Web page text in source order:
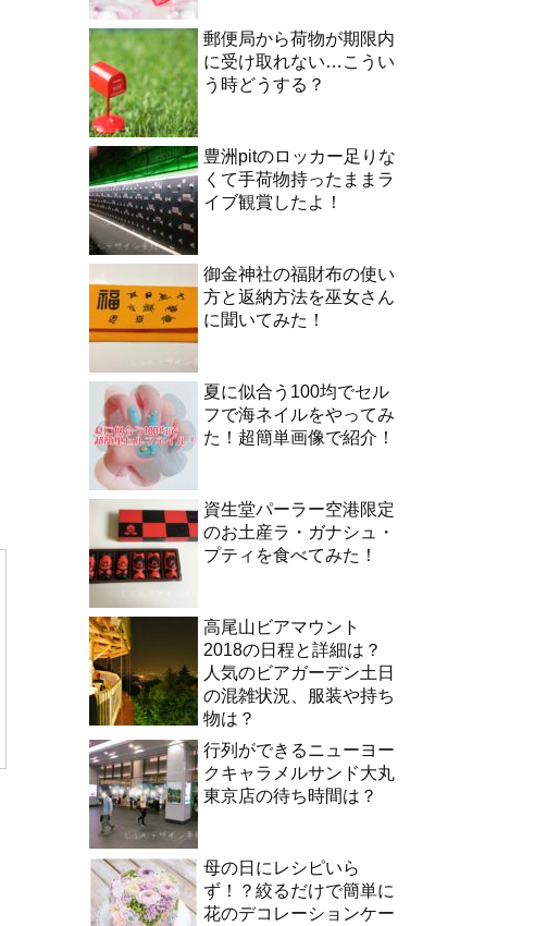
郵便局から荷物が期限内
に受け取れない…こうい
う時どうする？
豊洲pitのロッカー足りな
くて手荷物持ったままラ
イブ観賞したよ！
御金神社の福財布の使い
方と返納方法を巫女さん
に聞いてみた！
夏に似合う100均でセル
フで海ネイルをやってみ
た！超簡単画像で紹介！
資生堂パーラー空港限定
のお土産ラ・ガナシュ・
プティを食べてみた！
高尾山ビアマウント
2018の日程と詳細は？
人気のビアガーデン土日
の混雑状況、服装や持ち
物は？
行列ができるニューヨー
クキャラメルサンド大丸
東京店の待ち時間は？
母の日にレシピいら
ず！？絞るだけで簡単に
花のデコレーションケー